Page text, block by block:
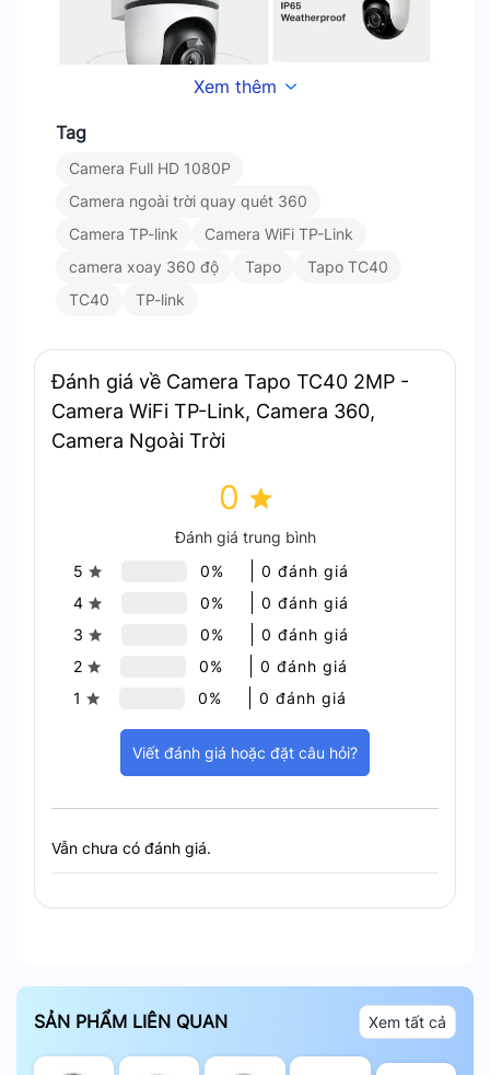
TP-Link, mang đến giải pháp giám sát toàn diện
Giám Sát Toàn Cảnh 360°
Rõ Ràng
lên đến 30 mét (98 ft). Đảm bảo an ninh
ngay cả trong bóng tối hoàn toàn.
Xem thêm
Tag
Camera Full HD 1080P
Camera ngoài trời quay quét 360
Camera TP-link
Camera WiFi TP-Link
camera xoay 360 độ
Tapo
Tapo TC40
TC40
TP-link
Đánh giá về Camera Tapo TC40 2MP -
Camera WiFi TP-Link, Camera 360,
Camera Ngoài Trời
0
Đánh giá trung bình
5
0%
0 đánh giá
4
0%
0 đánh giá
3
0%
0 đánh giá
2
0%
0 đánh giá
1
0% 0 đánh giá
Viết đánh giá hoặc đặt câu hỏi?
Vẫn chưa có đánh giá.
SẢN PHẨM LIÊN QUAN Xem tất cả